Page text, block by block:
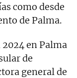
como desde
de Palma.
en Palma
de
general de